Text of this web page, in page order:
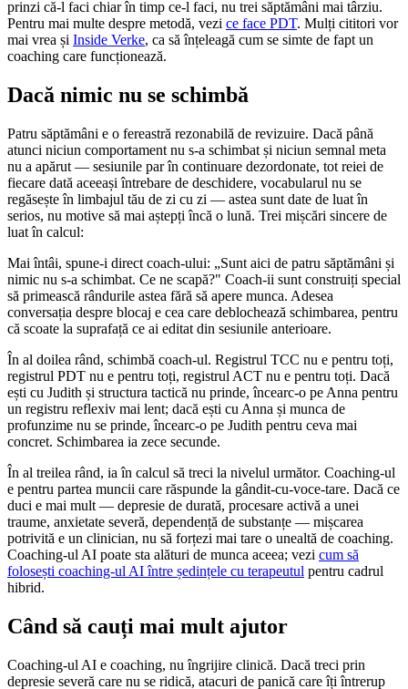
prinzi că-l faci chiar în timp ce-l faci, nu trei săptămâni mai târziu.
Pentru mai multe despre metodă, vezi ce face PDT. Mulți cititori vor
mai vrea și Inside Verke, ca să înțeleagă cum se simte de fapt un
coaching care funcționează.
Dacă nimic nu se schimbă
Patru săptămâni e o fereastră rezonabilă de revizuire. Dacă până
atunci niciun comportament nu s-a schimbat și niciun semnal meta
nu a apărut — sesiunile par în continuare dezordonate, tot reiei de
fiecare dată aceeași întrebare de deschidere, vocabularul nu se
regăsește în limbajul tău de zi cu zi — astea sunt date de luat în
serios, nu motive să mai aștepți încă o lună. Trei mișcări sincere de
luat în calcul:
Mai întâi, spune-i direct coach-ului: „Sunt aici de patru săptămâni și
nimic nu s-a schimbat. Ce ne scapă?" Coach-ii sunt construiți special
să primească rândurile astea fără să apere munca. Adesea
conversația despre blocaj e cea care deblochează schimbarea, pentru
că scoate la suprafață ce ai editat din sesiunile anterioare.
În al doilea rând, schimbă coach-ul. Registrul TCC nu e pentru toți,
registrul PDT nu e pentru toți, registrul ACT nu e pentru toți. Dacă
ești cu Judith și structura tactică nu prinde, încearc-o pe Anna pentru
un registru reflexiv mai lent; dacă ești cu Anna și munca de
profunzime nu se prinde, încearc-o pe Judith pentru ceva mai
concret. Schimbarea ia zece secunde.
În al treilea rând, ia în calcul să treci la nivelul următor. Coaching-ul
e pentru partea muncii care răspunde la gândit-cu-voce-tare. Dacă ce
duci e mai mult — depresie de durată, procesare activă a unei
traume, anxietate severă, dependență de substanțe — mișcarea
potrivită e un clinician, nu să forțezi mai tare o unealtă de coaching.
Coaching-ul AI poate sta alături de munca aceea; vezi cum să
folosești coaching-ul AI între ședințele cu terapeutul pentru cadrul
hibrid.
Când să cauți mai mult ajutor
Coaching-ul AI e coaching, nu îngrijire clinică. Dacă treci prin
depresie severă care nu se ridică, atacuri de panică care îți întrerup